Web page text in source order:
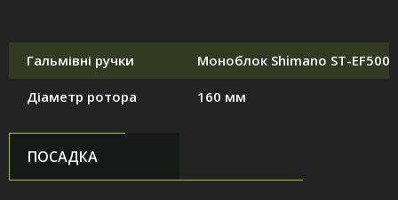
Гальмівні ручки Моноблок Shimano ST-EF500
Діаметр ротора 160 мм
ПОСАДКА